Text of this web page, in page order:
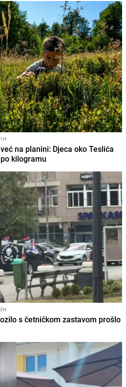
na planini: Djeca oko Teslića
kilogramu
s četničkom zastavom prošlo